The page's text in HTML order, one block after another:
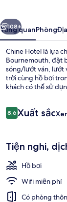
Tiếp
108+
Tổng quanPhòng
Chine Hotel là lựa
Bournemouth, đặt
sóng/lướt ván, lướt
trời cùng hồ bơi
khách có thể sử
tiện nghi đáng chú
Nhận
xét
8,68,6 trên 10,
Xuất sắc
Tiện nghi,
Hồ bơi
Wifi miễn phí
Có phòng